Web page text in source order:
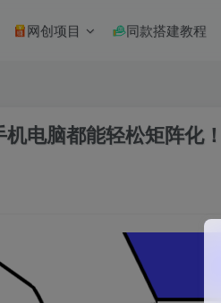
网创项目 同款搭建教程
电脑都能轻松矩阵化